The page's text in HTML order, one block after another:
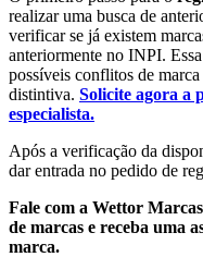
realizar uma busca de
verificar se já existem
anteriormente no INPI.
possíveis conflitos de
distintiva. Solicite agora a
especialista.
Após a verificação da
dar entrada no pedido de
Fale com a Wettor
de marcas e receba uma
marca.